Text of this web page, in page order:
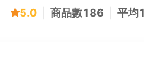
5.0 商品數186 平均